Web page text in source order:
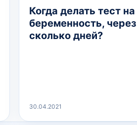
Когда делать тест на
беременность, через
сколько дней?
30.04.2021